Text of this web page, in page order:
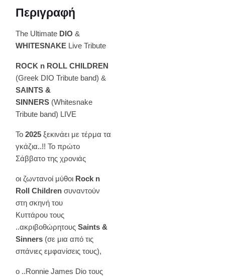
Περιγραφή
The Ultimate DIO &
WHITESNAKE Live Tribute
ROCK n ROLL CHILDREN
(Greek DIO Tribute band) &
SAINTS &
SINNERS (Whitesnake
Tribute band) LIVE
Το 2025 ξεκινάει με τέρμα τα
γκάζια..!! Το πρώτο
Σάββατο της χρονιάς
οι ζωντανοί μύθοι Rock n
Roll Children συναντούν
στη σκηνή του
Κυττάρου τους
..ακριβοθώρητους Saints &
Sinners (σε μια από τις
σπάνιες εμφανίσεις τους),
o ..Ronnie James Dio τους